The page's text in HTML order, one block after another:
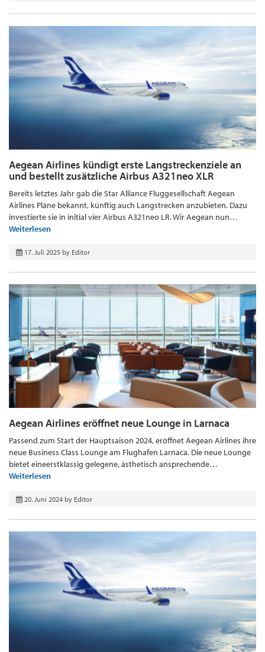
Aegean Airlines kündigt erste Langstreckenziele an
und bestellt zusätzliche Airbus A321neo XLR
Bereits letztes Jahr gab die Star Alliance Fluggesellschaft Aegean
Airlines Pläne bekannt, künftig auch Langstrecken anzubieten. Dazu
investierte sie in initial vier Airbus A321neo LR. Wir Aegean nun…
Weiterlesen
17. Juli 2025 by Editor
Aegean Airlines eröffnet neue Lounge in Larnaca
Passend zum Start der Hauptsaison 2024, eröffnet Aegean Airlines ihre
neue Business Class Lounge am Flughafen Larnaca. Die neue Lounge
bietet eineerstklassig gelegene, ästhetisch ansprechende…
Weiterlesen
20. Juni 2024 by Editor